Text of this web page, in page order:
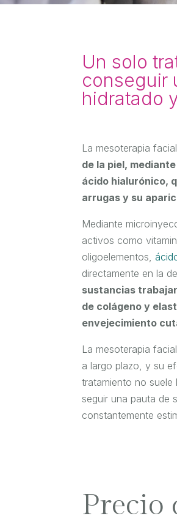
Un solo
conseguir
hidratado
La mesoterapia
de la piel,
ácido hialurónico,
arrugas y su
Mediante
activos como
oligoelementos,
directamente en la
sustancias
de colágeno y
envejecimiento
La mesoterapia
a largo plazo, y su
tratamiento no suele
seguir una pauta de
constantemente
Precio